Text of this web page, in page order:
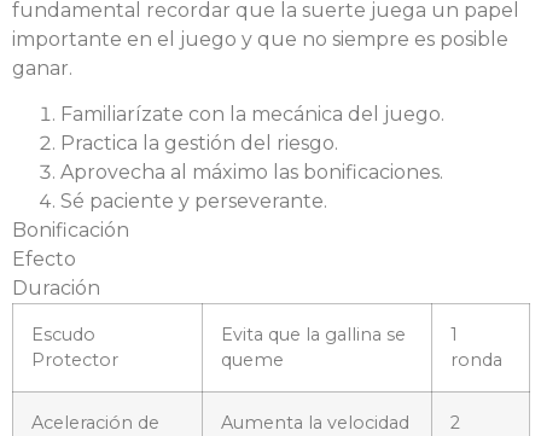
fundamental recordar que la suerte juega un papel
importante en el juego y que no siempre es posible
ganar.
Familiarízate con la mecánica del juego.
Practica la gestión del riesgo.
Aprovecha al máximo las bonificaciones.
Sé paciente y perseverante.
Bonificación
Efecto
Duración
Escudo
Protector
Evita que la gallina se
queme
1
ronda
Aceleración de
Aumenta la velocidad
2